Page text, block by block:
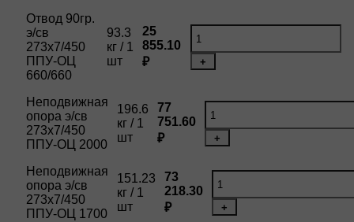
Отвод 90гр.
э/св
273х7/450
ППУ-ОЦ
660/660
93.3
кг / 1
шт
25
855.10
₽
+
Неподвижная
опора э/св
273х7/450
ППУ-ОЦ 2000
196.6
кг / 1
шт
77
751.60
₽
+
Неподвижная
опора э/св
273х7/450
ППУ-ОЦ 1700
151.23
кг / 1
шт
73
218.30
₽
+